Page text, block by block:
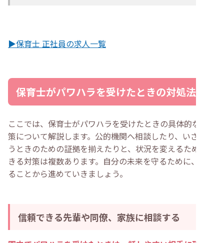
▶保育士 正社員の求人一覧
保育士がパワハラを受けたときの対処法
ここでは、保育士がパワハラを受けたときの具体的な解決
策について解説します。公的機関へ相談したり、いざとい
うときのための証拠を揃えたりと、状況を変えるためにで
きる対策は複数あります。自分の未来を守るために、でき
ることから進めていきましょう。
信頼できる先輩や同僚、家族に相談する